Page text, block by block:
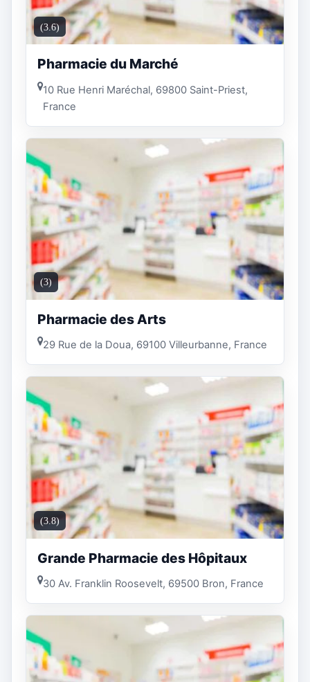
(3.6)
Pharmacie du Marché
10 Rue Henri Maréchal, 69800 Saint-Priest,
France
(3)
Pharmacie des Arts
29 Rue de la Doua, 69100 Villeurbanne, France
(3.8)
Grande Pharmacie des Hôpitaux
30 Av. Franklin Roosevelt, 69500 Bron, France